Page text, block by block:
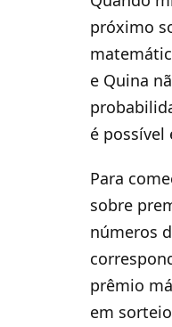
próximo
e Quina
é possível
Para
sobre
números
prêmio
em